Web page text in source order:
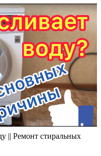
|| Ремонт стиральных